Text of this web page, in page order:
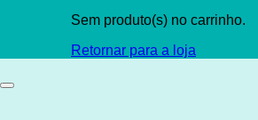
Sem produto(s) no carrinho.
Retornar para a loja